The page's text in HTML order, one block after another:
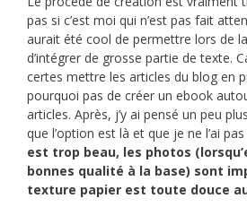
pas si c’est moi qui n’est pas fait
aurait été cool de permettre lors de
d’intégrer de grosse partie de texte.
certes mettre les articles du blog en
pourquoi pas de créer un ebook
articles. Après, j’y ai pensé un peu
que l’option est là et que je ne l’ai pas
est trop beau, les photos
bonnes qualité à la base) sont
texture papier est toute douce